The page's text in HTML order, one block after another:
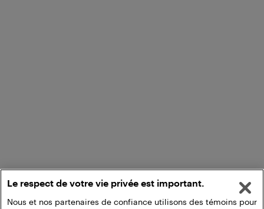
Le respect de votre vie privée est important.
Nous et nos partenaires de confiance utilisons des témoins pour